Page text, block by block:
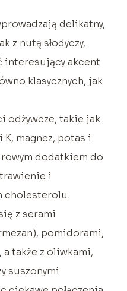
delikatny,
z nutą słodyczy,
interesujący akcent
klasycznych, jak
odżywcze, takie jak
K, magnez, potas i
dodatkiem do
i
cholesterolu.
z serami
pomidorami,
także z oliwkami,
suszonymi